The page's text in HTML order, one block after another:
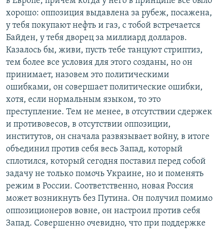
хорошо: оппозиция выдавлена за рубеж, посажена,
у тебя покупают нефть и газ, с тобой встречается
Байден, у тебя дворец за миллиард долларов.
Казалось бы, живи, пусть тебе танцуют стриптиз,
тем более все условия для этого созданы, но он
принимает, назовем это политическими
ошибками, он совершает политические ошибки,
хотя, если нормальным языком, то это
преступление. Тем не менее, в отсутствии сдержек
и противовесов, в отсутствии оппозиции,
институтов, он сначала развязывает войну, в итоге
объединил против себя весь Запад, который
сплотился, который сегодня поставил перед собой
задачу не только помочь Украине, но и поменять
режим в России. Соответственно, новая Россия
может возникнуть без Путина. Он получил помимо
оппозиционеров вовне, он настроил против себя
Запад. Совершенно очевидно, что при поддержке